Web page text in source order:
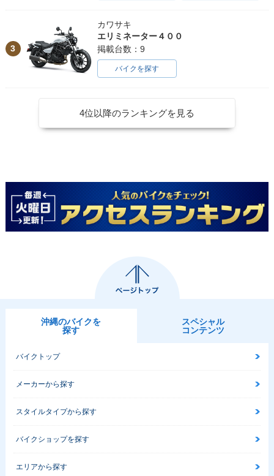
3
カワサキ
エリミネーター４００
掲載台数：9
バイクを探す
4位以降のランキングを見る
沖縄のバイクを
探す
スペシャル
コンテンツ
バイクトップ
メーカーから探す
スタイルタイプから探す
バイクショップを探す
エリアから探す